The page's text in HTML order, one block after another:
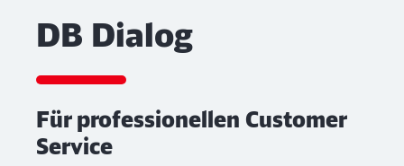
DB Dialog
Für professionellen Customer
Service